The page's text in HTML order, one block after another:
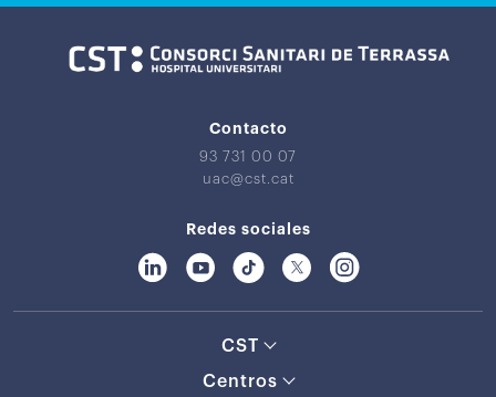
Contacto
93 731 00 07
uac@cst.cat
Redes sociales
CST
Centros